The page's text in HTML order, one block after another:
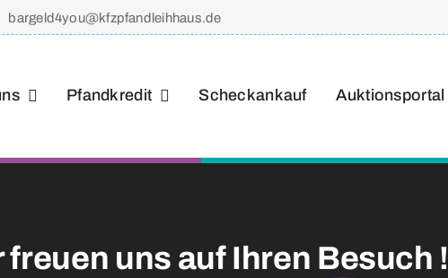
bargeld4you@kfzpfandleihhaus.de
Pfandkredit Scheckankauf Auktionsportal
freuen uns auf Ihren Besuch !